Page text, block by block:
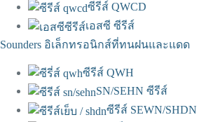
ซีรีส์ QWCD
เอสซี ซีรีส์
Sounders อิเล็กทรอนิกส์ที่ทนฝนและแดด
ซีรีส์ QWH
SN/SEHN ซีรีส์
ซีรีส์ SEWN/SHDN